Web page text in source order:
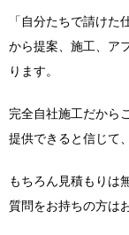
「自分たちで請け
から提案、施工、ア
ります。
完全自社施工だから
提供できると信じて
もちろん見積もりは
質問をお持ちの方は